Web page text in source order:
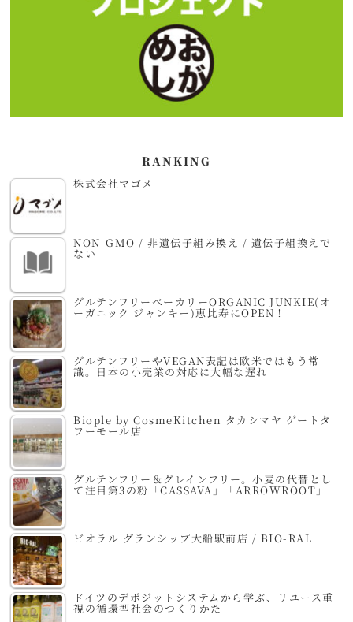
RANKING
株式会社マゴメ
NON-GMO / 非遺伝子組み換え / 遺伝子組換えで
ない
グルテンフリーベーカリーORGANIC JUNKIE(オ
ーガニック ジャンキー)恵比寿にOPEN！
グルテンフリーやVEGAN表記は欧米ではもう常
識。日本の小売業の対応に大幅な遅れ
Biople by CosmeKitchen タカシマヤ ゲートタ
ワーモール店
グルテンフリー＆グレインフリー。小麦の代替とし
て注目第3の粉「CASSAVA」「ARROWROOT」
ビオラル グランシップ大船駅前店 / BIO-RAL
ドイツのデポジットシステムから学ぶ、リユース重
視の循環型社会のつくりかた